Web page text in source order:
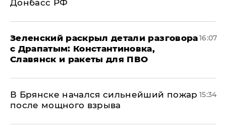
Донбасс РФ
​Зеленский раскрыл детали разговора
с Драпатым: Константиновка,
Славянск и ракеты для ПВО
16:07
В Брянске начался сильнейший пожар
после мощного взрыва
15:34